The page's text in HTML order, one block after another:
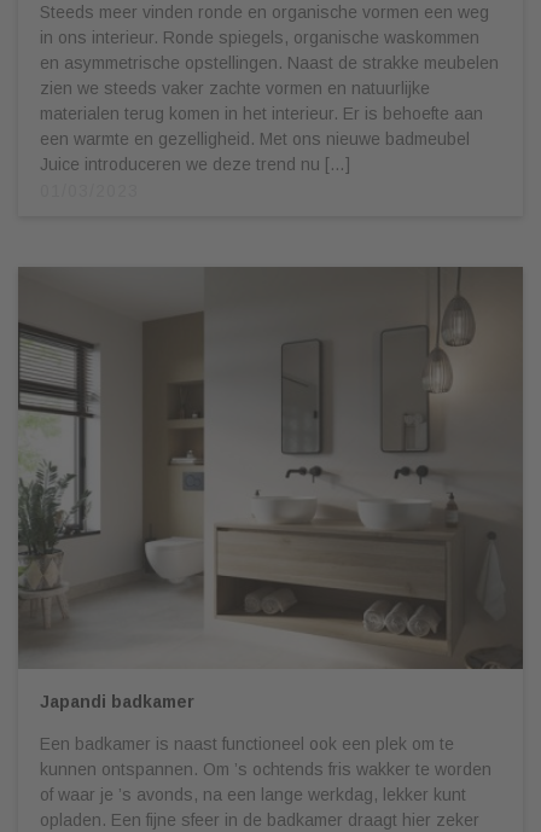
Steeds meer vinden ronde en organische vormen een weg
in ons interieur. Ronde spiegels, organische waskommen
en asymmetrische opstellingen. Naast de strakke meubelen
zien we steeds vaker zachte vormen en natuurlijke
materialen terug komen in het interieur. Er is behoefte aan
een warmte en gezelligheid. Met ons nieuwe badmeubel
Juice introduceren we deze trend nu […]
Japandi badkamer
Een badkamer is naast functioneel ook een plek om te
kunnen ontspannen. Om ’s ochtends fris wakker te worden
of waar je ’s avonds, na een lange werkdag, lekker kunt
opladen. Een fijne sfeer in de badkamer draagt hier zeker